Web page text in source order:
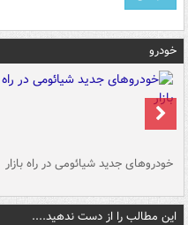
خودرو
خودروهای جدید شیائومی در راه بازار
این مطالب را از دست ندهید....